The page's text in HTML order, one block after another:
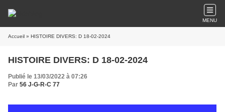
MENU
Accueil » HISTOIRE DIVERS: D 18-02-2024
HISTOIRE DIVERS: D 18-02-2024
Publié le 13/03/2022 à 07:26
Par 56 J-G-R-C 77